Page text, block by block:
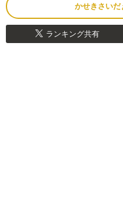
かせきさいだ
ランキング共有